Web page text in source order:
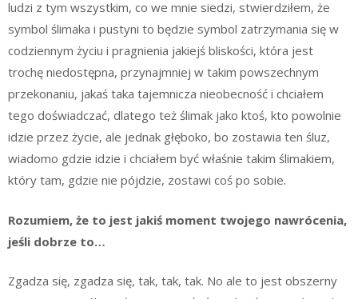
ludzi z tym wszystkim, co we mnie siedzi, stwierdziłem, że
symbol ślimaka i pustyni to będzie symbol zatrzymania się w
codziennym życiu i pragnienia jakiejś bliskości, która jest
trochę niedostępna, przynajmniej w takim powszechnym
przekonaniu, jakaś taka tajemnicza nieobecność i chciałem
tego doświadczać, dlatego też ślimak jako ktoś, kto powolnie
idzie przez życie, ale jednak głęboko, bo zostawia ten śluz,
wiadomo gdzie idzie i chciałem być właśnie takim ślimakiem,
który tam, gdzie nie pójdzie, zostawi coś po sobie.
Rozumiem, że to jest jakiś moment twojego nawrócenia,
jeśli dobrze to…
Zgadza się, zgadza się, tak, tak, tak. No ale to jest obszerny